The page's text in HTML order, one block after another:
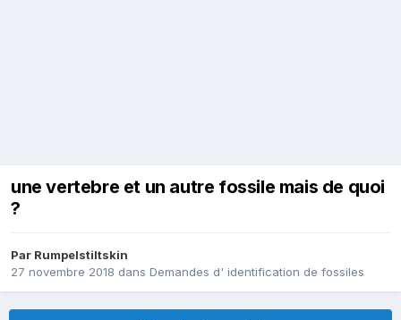
une vertebre et un autre fossile mais de quoi
?
Par Rumpelstiltskin
27 novembre 2018 dans Demandes d' identification de fossiles